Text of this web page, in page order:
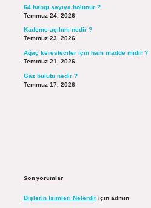
64 hangi sayıya bölünür ?
Temmuz 24, 2026
Kademe açılımı nedir ?
Temmuz 23, 2026
Ağaç keresteciler için ham madde midir ?
Temmuz 21, 2026
Gaz bulutu nedir ?
Temmuz 17, 2026
Son yorumlar
Dişlerin Isimleri Nelerdiriçin admin